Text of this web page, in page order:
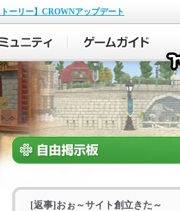
トーリー】CROWNアップデート
[返事]おぉ～サイト創立きた～